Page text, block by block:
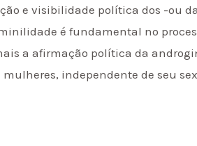
e visibilidade política dos -ou
é fundamental no
a afirmação política da
independente de seu